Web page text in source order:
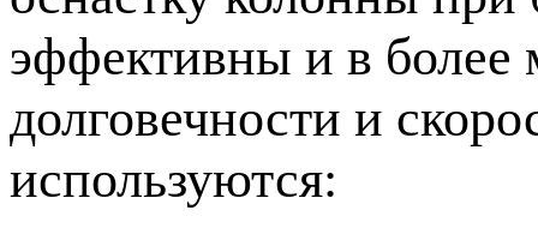
эффективны и в более
долговечности и
используются: